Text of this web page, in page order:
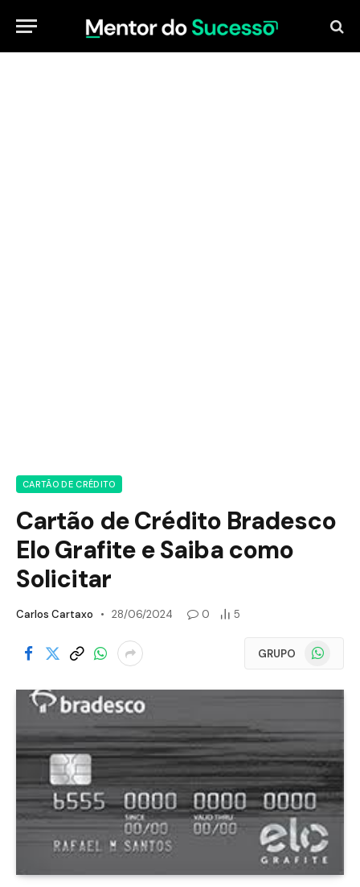
CARTÃO DE CRÉDITO
Cartão de Crédito Bradesco
Elo Grafite e Saiba como
Solicitar
Carlos Cartaxo 28/06/2024 0 5
GRUPO WhatsApp